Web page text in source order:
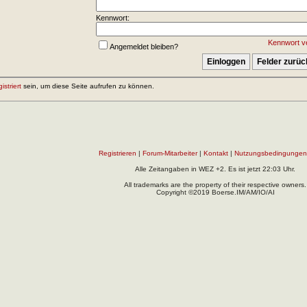
Kennwort:
Kennwort
Angemeldet bleiben?
sein, um diese Seite aufrufen zu können.
Registrieren Forum-Mitarbeiter| Kontakt Nutzungsbedingungen
Alle Zeitangaben in WEZ +2. Es ist jetzt 22:03 Uhr.
All trademarks are the property of their respective owners.
Copyright ©2019 Boerse.IM/AM/IO/AI